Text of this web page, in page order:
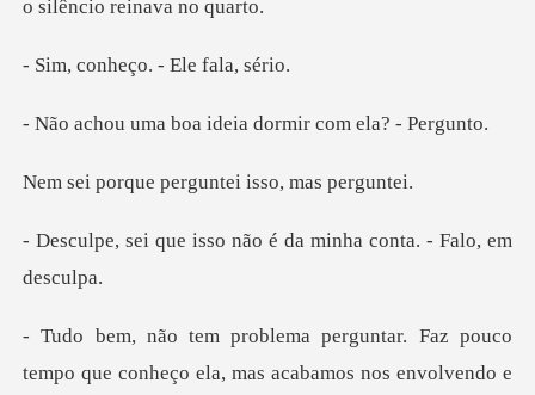
eço. - Ele f
oa ideia dormir co
perguntei isso
so não é da minha conta
co
tempo que conheço ela, mas acabamos nos envol